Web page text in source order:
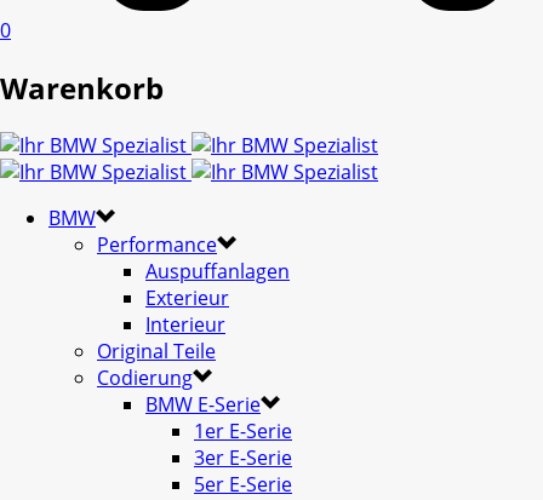
0
Warenkorb
BMW
Performance
Auspuffanlagen
Exterieur
Interieur
Original Teile
Codierung
BMW E-Serie
1er E-Serie
3er E-Serie
5er E-Serie